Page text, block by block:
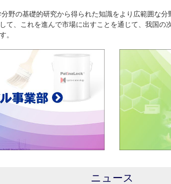
野の基礎的研究から得られた知識をより広範囲な
て、これを進んで市場に出すことを通じて、我国
。
ニュース